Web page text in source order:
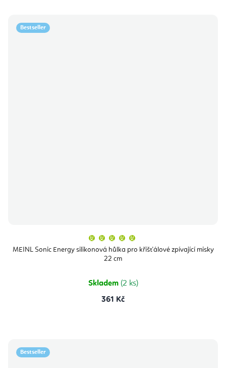
Bestseller
MEINL Sonic Energy silikonová hůlka pro křišťálové zpívající misky
22 cm
produktu
je
hvězdiček.
Skladem (2 ks)
361 Kč
Bestseller